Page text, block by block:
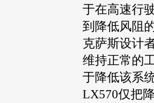
于在高速行
到降低风阻
克萨斯设计
维持正常的
于降低该系
LX570仅把